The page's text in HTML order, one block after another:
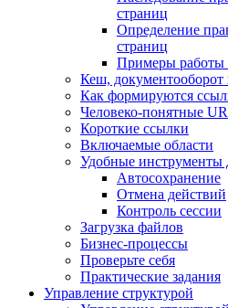
страниц
Определение
страниц
Примеры работы
Кеш,
Как формируются
Человеко-понятные
Короткие ссылки
Включаемые области
Удобные инструменты
Автосохранение
Отмена действий
Контроль сессии
Загрузка файлов
Бизнес-процессы
Проверьте себя
Практические задания
Управление структурой